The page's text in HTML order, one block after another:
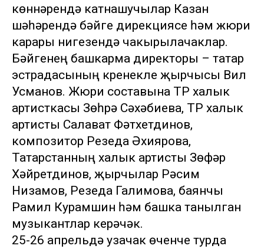
көннәрендә катнашучылар Казан
шәһәрендә бәйге дирекциясе һәм жюри
карары нигезендә чакырылачаклар.
Бәйгенең башкарма директоры – татар
эстрадасының күренекле җырчысы Вил
Усманов. Жюри составына ТР халык
артисткасы Зөһрә Сәхәбиева, ТР халык
артисты Салават Фәтхетдинов,
композитор Резеда Әхиярова,
Татарстанның халык артисты Зөфәр
Хәйретдинов, җырчылар Рәсим
Низамов, Резеда Галимова, баянчы
Рамил Курамшин һәм башка танылган
музыкантлар керәчәк.
25-26 апрельдә узачак өченче турда